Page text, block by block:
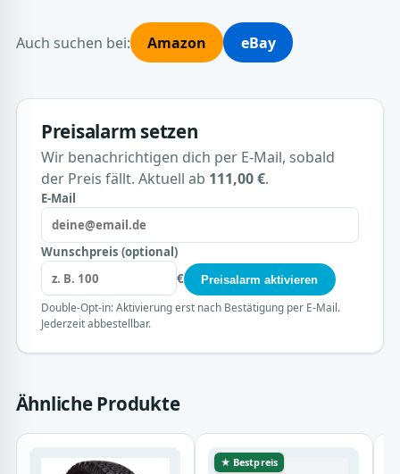
Auch suchen bei: Amazon eBay
Preisalarm setzen
Wir benachrichtigen dich per E-Mail, sobald
der Preis fällt. Aktuell ab 111,00 €.
E-Mail
Wunschpreis (optional)
€
Preisalarm aktivieren
Double-Opt-in: Aktivierung erst nach Bestätigung per E-Mail.
Jederzeit abbestellbar.
Ähnliche Produkte
★ Bestpreis